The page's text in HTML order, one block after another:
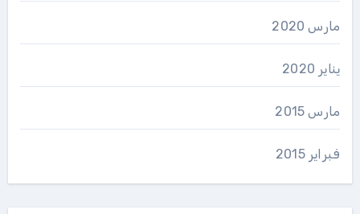
مارس 2020
يناير 2020
مارس 2015
فبراير 2015